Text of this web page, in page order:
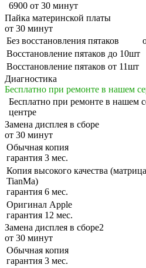
6900 от 30 минут
Пайка материнской платы
от 30 минут
Без восстановления пятаков
Восстановление пятаков до 10шт
Восстановление пятаков от 11шт
Диагностика
Бесплатно при ремонте в нашем
Бесплатно при ремонте в нашем
центре
Замена дисплея в сборе
от 30 минут
Обычная копия
гарантия 3 мес.
Копия высокого качества (матрица
TianMa)
гарантия 6 мес.
Оригинал Apple
гарантия 12 мес.
Замена дисплея в сборе2
от 30 минут
Обычная копия
гарантия 3 мес.